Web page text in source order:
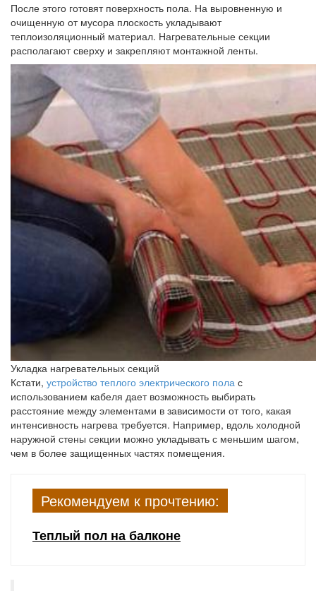
После этого готовят поверхность пола. На выровненную и
очищенную от мусора плоскость укладывают
теплоизоляционный материал. Нагревательные секции
располагают сверху и закрепляют монтажной ленты.
Укладка нагревательных секций
Кстати, устройство теплого электрического пола с
использованием кабеля дает возможность выбирать
расстояние между элементами в зависимости от того, какая
интенсивность нагрева требуется. Например, вдоль холодной
наружной стены секции можно укладывать с меньшим шагом,
чем в более защищенных частях помещения.
Рекомендуем к прочтению:
Теплый пол на балконе